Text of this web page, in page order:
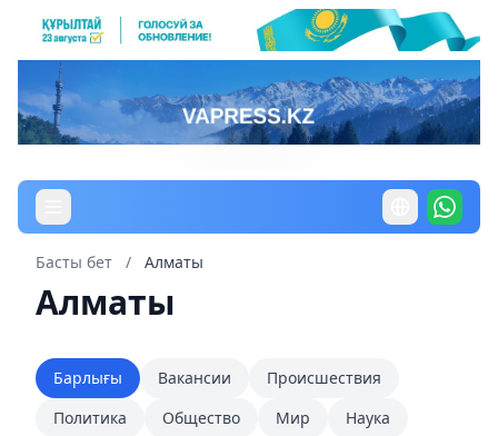
Басты бет / Алматы
Алматы
Барлығы Вакансии
Происшествия
Политика
Общество Мир
Наука